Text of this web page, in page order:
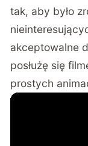
tak, aby było
akceptowalne
posłużę się
prostych